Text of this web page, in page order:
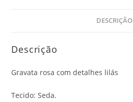
DESCRIÇÃO
Descrição
Gravata rosa com detalhes lilás
Tecido: Seda.